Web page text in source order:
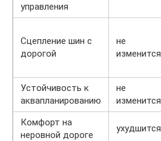
управления
Сцепление шин с
дорогой
не
изменится
Устойчивость к
аквапланированию
не
изменится
Комфорт на
неровной дороге
ухудшится